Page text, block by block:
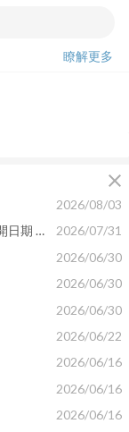
瞭解更多
close
2026/08/03
公告本公司115年第二季合併財務報告董事會召開日期 為115年08月10日
2026/07/31
2026/06/30
2026/06/30
2026/06/30
2026/06/22
2026/06/16
2026/06/16
2026/06/16